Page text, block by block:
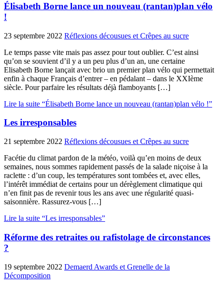
Élisabeth Borne lance un nouveau (rantan)plan vélo
!
23 septembre 2022 Réflexions décousues et Crêpes au sucre
Le temps passe vite mais pas assez pour tout oublier. C’est ainsi
qu’on se souvient d’il y a un peu plus d’un an, une certaine
Elisabeth Borne lançait avec brio un premier plan vélo qui permettait
enfin à chaque Français d’entrer – en pédalant – dans le XXIème
siècle. Pour parfaire les résultats déjà flamboyants […]
Lire la suite “Élisabeth Borne lance un nouveau (rantan)plan vélo !”
Les irresponsables
21 septembre 2022 Réflexions décousues et Crêpes au sucre
Facétie du climat pardon de la météo, voilà qu’en moins de deux
semaines, nous sommes rapidement passés de la salade niçoise à la
raclette : d’un coup, les températures sont tombées et, avec elles,
l’intérêt immédiat de certains pour un dérèglement climatique qui
n’en finit pas de revenir tous les ans avec une régularité quasi-
saisonnière. Rassurez-vous […]
Lire la suite “Les irresponsables”
Réforme des retraites ou rafistolage de circonstances
?
19 septembre 2022 Demaerd Awards et Grenelle de la
Décomposition